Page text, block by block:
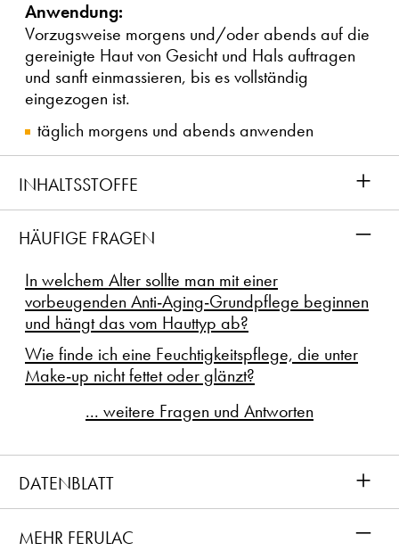
Anwendung:
Vorzugsweise morgens und/oder abends auf die
gereinigte Haut von Gesicht und Hals auftragen
und sanft einmassieren, bis es vollständig
eingezogen ist.
täglich morgens und abends anwenden
INHALTSSTOFFE +
HÄUFIGE FRAGEN –
In welchem Alter sollte man mit einer
vorbeugenden Anti-Aging-Grundpflege beginnen
und hängt das vom Hauttyp ab?
Wie finde ich eine Feuchtigkeitspflege, die unter
Make-up nicht fettet oder glänzt?
... weitere Fragen und Antworten
DATENBLATT +
MEHR FERULAC –